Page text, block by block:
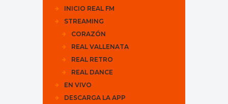
INICIO REAL FM
STREAMING
CORAZÓN
REAL VALLENATA
REAL RETRO
REAL DANCE
EN VIVO
DESCARGA LA APP